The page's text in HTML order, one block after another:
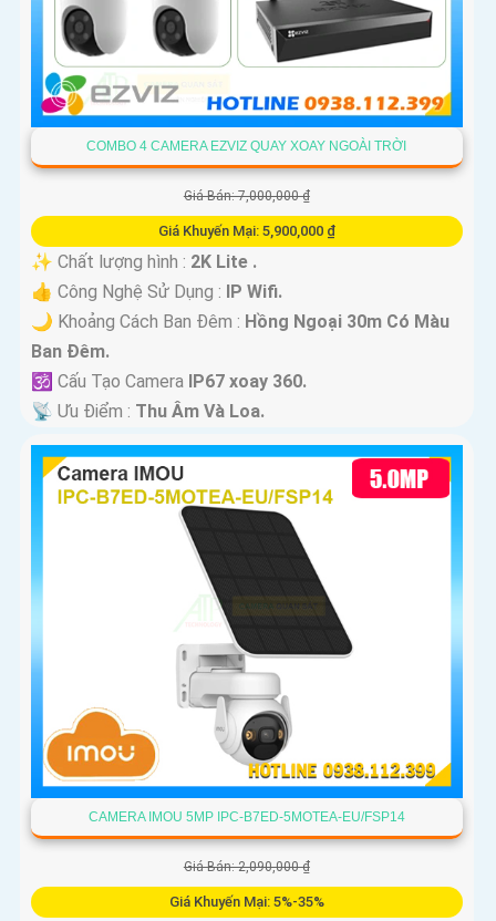
COMBO 4 CAMERA EZVIZ QUAY XOAY NGOÀI TRỜI
Giá Bán: 7,000,000 ₫
Giá Khuyến Mại: 5,900,000 ₫
✨ Chất lượng hình : 2K Lite .
👍 Công Nghệ Sử Dụng : IP Wifi.
🌙 Khoảng Cách Ban Đêm : Hồng Ngoại 30m Có Màu
Ban Ðêm.
🕉️ Cấu Tạo Camera IP67 xoay 360.
️📡 Ưu Điểm : Thu Âm Và Loa.
CAMERA IMOU 5MP IPC-B7ED-5MOTEA-EU/FSP14
Giá Bán: 2,090,000 ₫
Giá Khuyến Mại: 5%-35%